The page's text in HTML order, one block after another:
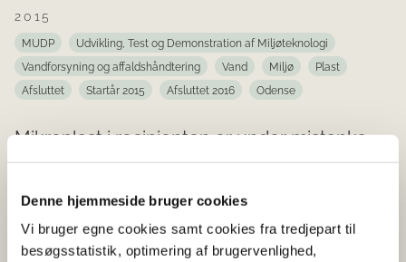
Denne hjemmeside bruger cookies
Vi bruger egne cookies samt cookies fra tredjepart til
besøgsstatistik, optimering af brugervenlighed,
2015
MUDP
Udvikling, Test og Demonstration af Miljøteknologi
Vandforsyning og affaldshåndtering
Vand Miljø
Plast
Afsluttet
Startår 2015 Afsluttet 2016 Odense
Mikroplast i recipienten er under mistanke
for at forårsage miljøproblemer.
I projektet udvikles teknologi og metoder til
tilbageholdelse af 99% af mikroplast på renseanlæg,
svarende til en reduktion af udledningen med en faktor